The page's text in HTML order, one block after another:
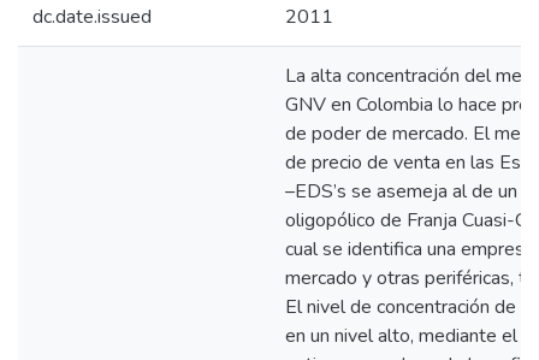
dc.date.issued 2011
La alta concentración del
GNV en Colombia lo hace
de poder de mercado. El
de precio de venta en las
–EDS’s se asemeja al de un
oligopólico de Franja Cuasi-
cual se identifica una
mercado y otras periféricas,
El nivel de concentración de
en un nivel alto, mediante el